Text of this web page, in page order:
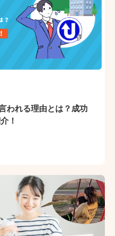
われる理由とは？成功
！